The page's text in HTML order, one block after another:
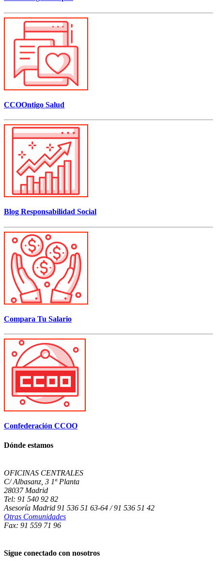
CCOOntigo Salud
Blog Responsabilidad Social
Compara Tu Salario
Confederación CCOO
Dónde estamos
OFICINAS CENTRALES
C/ Albasanz, 3 1º Planta
28037 Madrid
Tel: 91 540 92 82
Asesoría Madrid 91 536 51 63-64 / 91 536 51 42
Otras Comunidades
Fax: 91 559 71 96
Sigue conectado con nosotros